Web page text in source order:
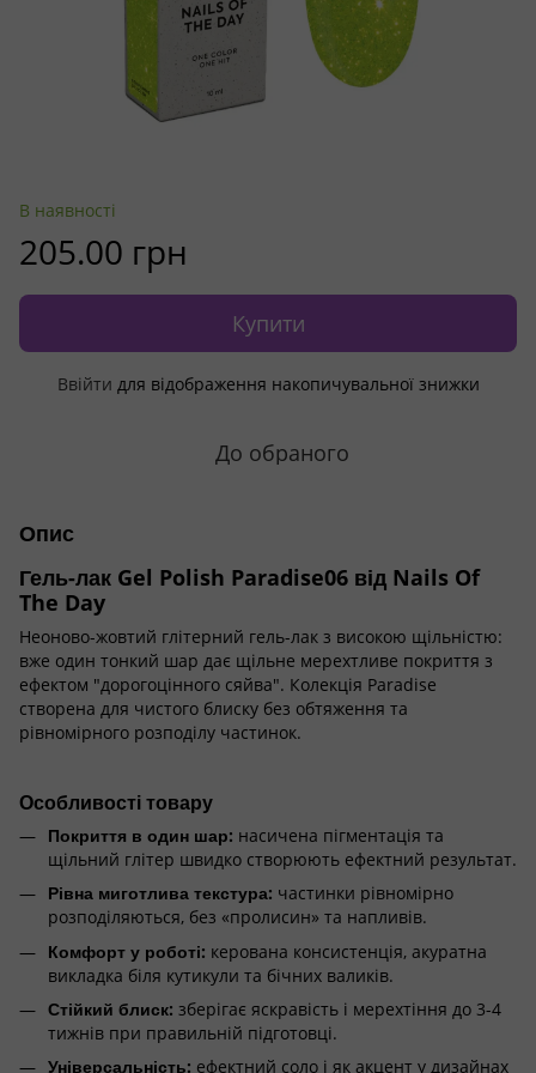
В наявності
205.00 грн
Купити
Ввійти для відображення накопичувальної знижки
До обраного
Опис
Гель-лак Gel Polish Paradise06 від Nails Of
The Day
Неоново-жовтий глітерний гель-лак з високою щільністю:
вже один тонкий шар дає щільне мерехтливе покриття з
ефектом "дорогоцінного сяйва". Колекція Paradise
створена для чистого блиску без обтяження та
рівномірного розподілу частинок.
Особливості товару
Покриття в один шар: насичена пігментація та
щільний глітер швидко створюють ефектний результат.
Рівна миготлива текстура: частинки рівномірно
розподіляються, без «пролисин» та напливів.
Комфорт у роботі: керована консистенція, акуратна
викладка біля кутикули та бічних валиків.
Стійкий блиск: зберігає яскравість і мерехтіння до 3-4
тижнів при правильній підготовці.
Універсальність: ефектний соло і як акцент у дизайнах